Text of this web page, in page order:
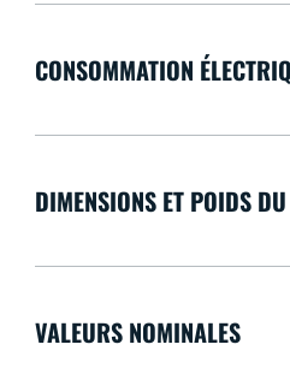
CONSOMMATION
DIMENSIONS ET POIDS
VALEURS NOMINALES